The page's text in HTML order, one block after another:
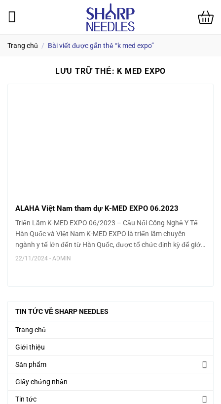
dungTrang chủ / Bài viết được gắn thẻ “k med expo”
LƯU TRỮ THẺ: K MED EXPO
TIN TỨC VỀ SHARP NEEDLES
Trang chủ
Giới thiệu
Sản phẩm
Giấy chứng nhận
Tin tức
ALAHA Việt Nam tham dự K-MED EXPO 06.2023
Triển Lãm K-MED EXPO 06/2023 – Cầu Nối Công Nghệ Y Tế
Hàn Quốc và Việt Nam K-MED EXPO là triển lãm chuyên
ngành y tế lớn đến từ Hàn Quốc, được tổ chức định kỳ để giới
thiệu những thành tựu mới nhất về...
22/11/2024 - ADMIN